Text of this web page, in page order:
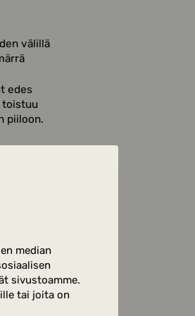
median
sivustoamme.
tai joita on
välillä
edes
toistuu
piiloon.
jatkaa